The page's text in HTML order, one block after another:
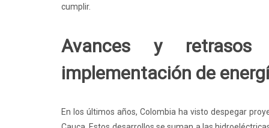
cumplir.
Avances y
implementación de
En los últimos años, Colombia ha visto despegar